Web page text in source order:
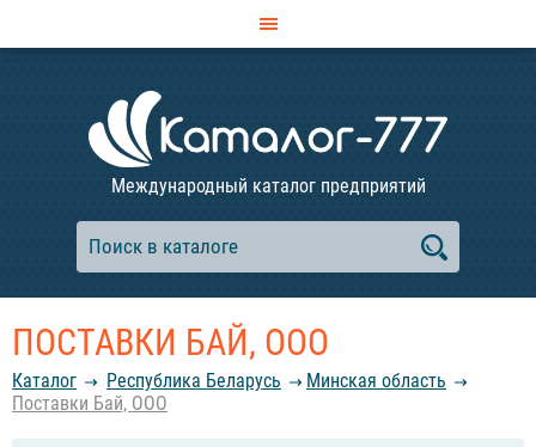
Международный каталог предприятий
ПОСТАВКИ БАЙ, ООО
Каталог Республика Беларусь
Минская область
Поставки Бай, ООО